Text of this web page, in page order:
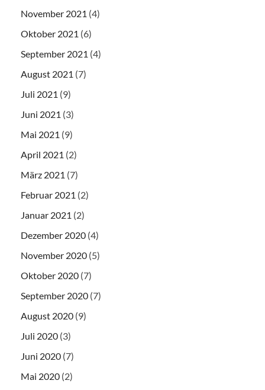
November 2021 (4)
Oktober 2021 (6)
September 2021 (4)
August 2021 (7)
Juli 2021 (9)
Juni 2021 (3)
Mai 2021 (9)
April 2021 (2)
März 2021 (7)
Februar 2021 (2)
Januar 2021 (2)
Dezember 2020 (4)
November 2020 (5)
Oktober 2020 (7)
September 2020 (7)
August 2020 (9)
Juli 2020 (3)
Juni 2020 (7)
Mai 2020 (2)